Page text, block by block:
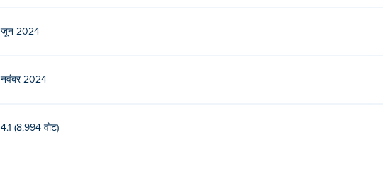
जून 2024
नवंबर 2024
4.1 (8,994 वोट)